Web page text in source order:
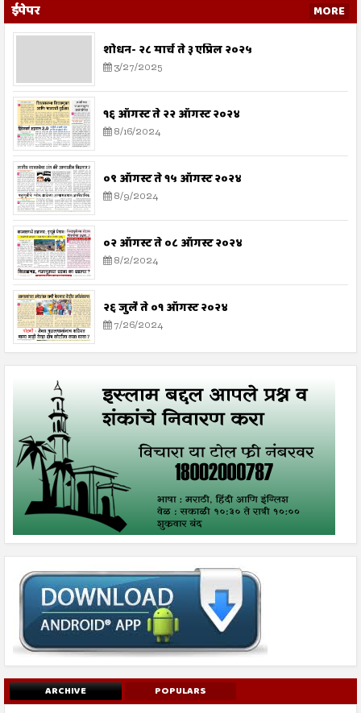
ईपेपर MORE
शोधन- २८ मार्च ते ३ एप्रिल २०२५
3/27/2025
१६ ऑगस्ट ते २२ ऑगस्ट २०२४
8/16/2024
०९ ऑगस्ट ते १५ ऑगस्ट २०२४
8/9/2024
०२ ऑगस्ट ते ०८ ऑगस्ट २०२४
8/2/2024
२६ जुलै ते ०१ ऑगस्ट २०२४
7/26/2024
ARCHIVE POPULARS